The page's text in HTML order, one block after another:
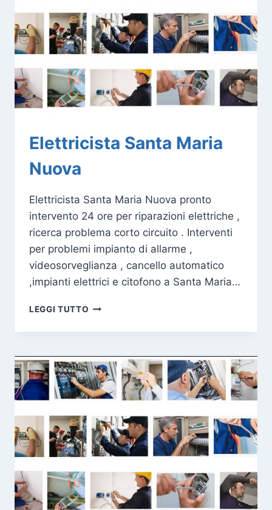
Elettricista Santa Maria
Nuova
Elettricista Santa Maria Nuova pronto
intervento 24 ore per riparazioni elettriche ,
ricerca problema corto circuito . Interventi
per problemi impianto di allarme ,
videosorveglianza , cancello automatico
,impianti elettrici e citofono a Santa Maria…
LEGGI TUTTO ELETTRICISTA
MARIA